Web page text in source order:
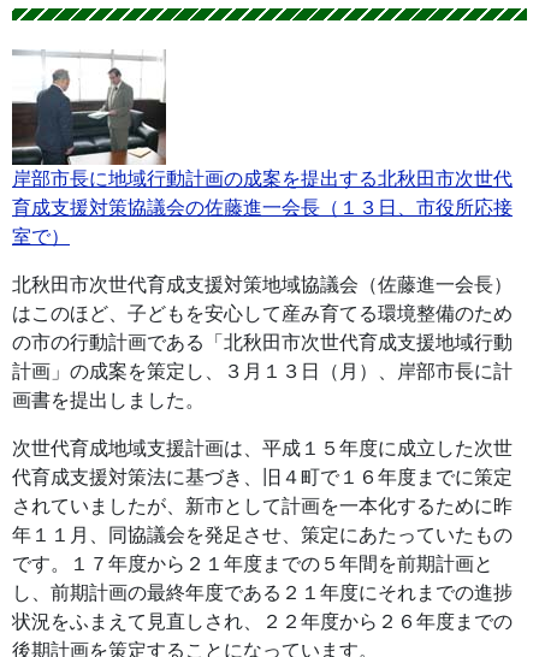
岸部市長に地域行動計画の成案を提出する北秋田市次世代
育成支援対策協議会の佐藤進一会長（１３日、市役所応接
室で）
北秋田市次世代育成支援対策地域協議会（佐藤進一会長）
はこのほど、子どもを安心して産み育てる環境整備のため
の市の行動計画である「北秋田市次世代育成支援地域行動
計画」の成案を策定し、３月１３日（月）、岸部市長に計
画書を提出しました。
次世代育成地域支援計画は、平成１５年度に成立した次世
代育成支援対策法に基づき、旧４町で１６年度までに策定
されていましたが、新市として計画を一本化するために昨
年１１月、同協議会を発足させ、策定にあたっていたもの
です。１７年度から２１年度までの５年間を前期計画と
し、前期計画の最終年度である２１年度にそれまでの進捗
状況をふまえて見直しされ、２２年度から２６年度までの
後期計画を策定することになっています。